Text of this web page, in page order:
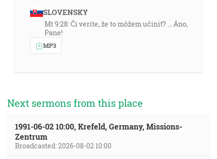
SLOVENSKY
Mt 9:28: Či veríte, že to môžem učiniť? … Áno,
Pane!
MP3
Next sermons from this place
1991-06-02 10:00, Krefeld, Germany, Missions-
Zentrum
Broadcasted: 2026-08-02 10:00